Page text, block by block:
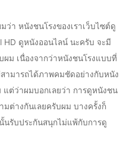
ว่า หนังชนโรงของเราเว็บไซต์ดู
ดูหนังออนไลน์ นะครับ จะมี
ม เนื่องจากว่าหนังชนโรงแบบที่
ามารถได้ภาพคมชัดอย่างกับหนัง
แต่ว่าผมบอกเลยว่า การดูหนังชน
ต่างกันเลยครับผม บางครั้งก็
นรับประกันสนุกไม่แพ้กับการดู